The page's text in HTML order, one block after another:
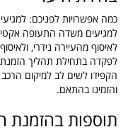
כמה אפשרויות לפניכם:
למגיעים משדה התעופה
לאיסוף מהעיירה נידרי,
לפקדה בתחילת תהליך הזמנת
הקפידו לשים לב למיקום
והזמינו בהתאם.
תוספות בהזמנת